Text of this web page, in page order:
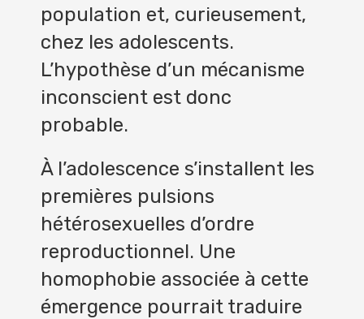
population et, curieusement,
chez les adolescents.
L’hypothèse d’un mécanisme
inconscient est donc
probable.
À l’adolescence s’installent les
premières pulsions
hétérosexuelles d’ordre
reproductionnel. Une
homophobie associée à cette
émergence pourrait traduire